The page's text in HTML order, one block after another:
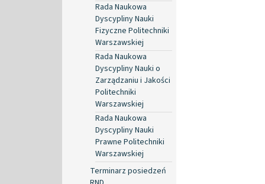
Rada Naukowa
Dyscypliny Nauki
Fizyczne Politechniki
Warszawskiej
Rada Naukowa
Dyscypliny Nauki o
Zarządzaniu i Jakości
Politechniki
Warszawskiej
Rada Naukowa
Dyscypliny Nauki
Prawne Politechniki
Warszawskiej
Terminarz posiedzeń